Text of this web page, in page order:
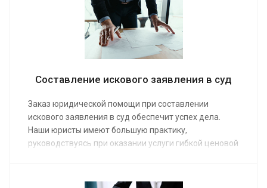
полном объеме. Заказ услуги возможен по средней
стоимости от 3 000 руб.
Составление искового заявления в суд
Заказ юридической помощи при составлении
искового заявления в суд обеспечит успех дела.
Наши юристы имеют большую практику,
руководствуясь при оказании услуги гибкой ценовой
предоставляется бесплатно. В своей работе наши